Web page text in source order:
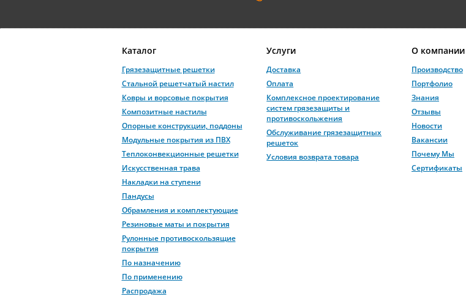
Каталог
Грязезащитные решетки
Стальной решетчатый настил
Ковры и ворсовые покрытия
Композитные настилы
Опорные конструкции, поддоны
Модульные покрытия из ПВХ
Теплоконвекционные решетки
Искусственная трава
Накладки на ступени
Пандусы
Обрамления и комплектующие
Резиновые маты и покрытия
Рулонные противоскользящие
покрытия
По назначению
По применению
Распродажа
Услуги
Доставка
Оплата
Комплексное проектирование
систем грязезащиты и
противоскольжения
Обслуживание грязезащитных
решеток
Условия возврата товара
О компании
Производство
Портфолио
Знания
Отзывы
Новости
Вакансии
Почему Мы
Сертификаты